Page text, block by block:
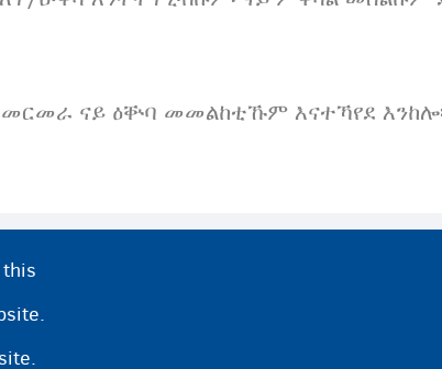
ናይ ዕቝባ መመልከቲኹም እናተኻየደ እንከሎ፡
እተቕርቡሉ ኣገባብ